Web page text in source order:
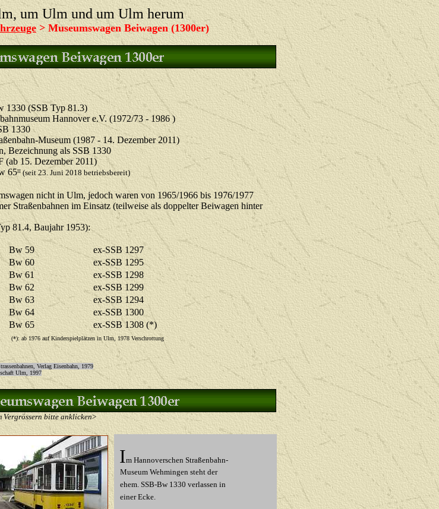
um Ulm und um Ulm herum
> Museumswagen Beiwagen (1300er)
1330 (SSB Typ 81.3)
Hannover e.V. (1972/73 - 1986 )
1330
Museum (1987 - 14. Dezember 2011)
Bezeichnung als SSB 1330
15. Dezember 2011)
65II (seit 23. Juni 2018 betriebsbereit)
nicht in Ulm, jedoch waren von 1965/1966 bis 1976/1977
Straßenbahnen im Einsatz (teilweise als doppelter Beiwagen hinter
81.4, Baujahr 1953):
Bw 59
ex-SSB 1297
Bw 60
ex-SSB 1295
Bw 61
ex-SSB 1298
Bw 62
ex-SSB 1299
Bw 63
ex-SSB 1294
Bw 64
ex-SSB 1300
Bw 65 ex-SSB 1308 (*)
(*): ab 1976 auf Kinderspielplätzen in Ulm, 1978 Verschrottung
Verlag Eisenbahn, 1979
Ulm, 1997
Vergrössern bitte anklicken>
Im Hannoverschen Straßenbahn-
Museum Wehmingen steht der
ehem. SSB-Bw 1330 verlassen in
einer Ecke.